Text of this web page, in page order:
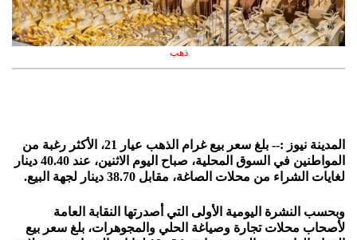
ذهب
المدينة نيوز :-- بلغ سعر بيع غرام الذهب عيار 21، الأكثر رغبة من
المواطنين في السوق المحلية، صباح اليوم الاثنين، عند 40.40 دينار
لغايات الشراء من محلات الصاغة، مقابل 38.70 دينار لجهة البيع.
وبحسب النشرة اليومية الأولى التي أصدرتها النقابة العامة
لأصحاب محلات تجارة وصياغة الحلي والمجوهرات، بلغ سعر بيع